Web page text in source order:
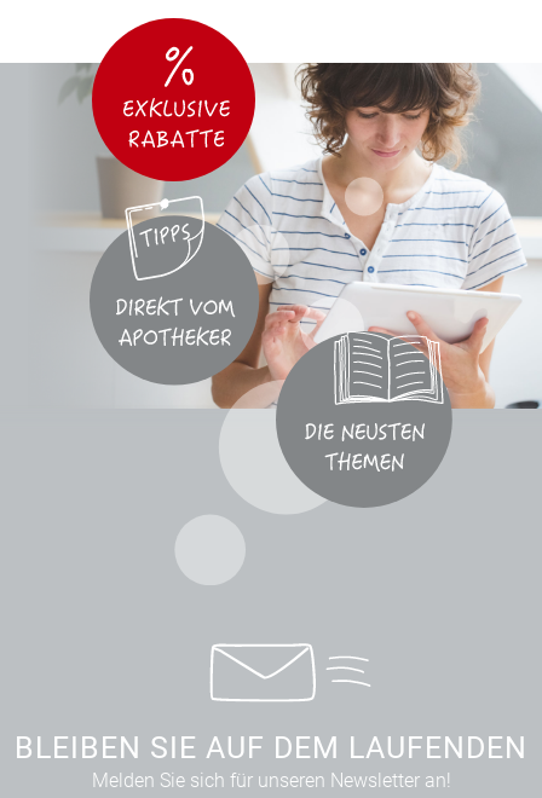
BLEIBEN SIE AUF DEM LAUFENDEN
Melden Sie sich für unseren Newsletter an!